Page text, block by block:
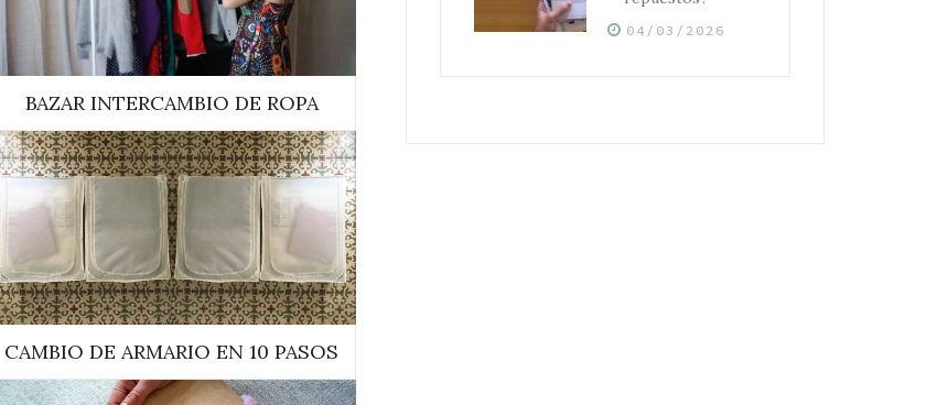
BAZAR INTERCAMBIO DE ROPA
CAMBIO DE ARMARIO EN 10 PASOS
04/03/2026